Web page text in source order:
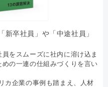
卒社員」や「中途社員」
をスムーズに社内に溶け込ま
の一連の仕組みづくりを言い
カ企業の事例も踏まえ、人材